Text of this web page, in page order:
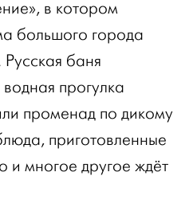
в котором
большого города
баня
прогулка
променад по дикому
приготовленные
и многое другое ждёт